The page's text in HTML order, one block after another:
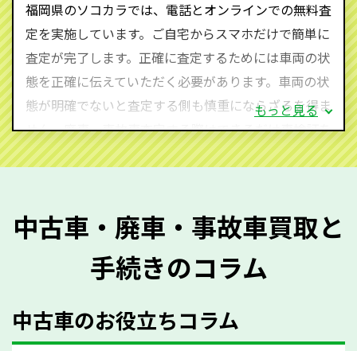
590-870）までお問い合わせ下さい。
査定・ご相談・見積もりはすべて無料で行います。安
心してお問い合わせください。
福岡県のソコカラでは、電話とオンラインでの無料査
定を実施しています。ご自宅からスマホだけで簡単に
査定が完了します。正確に査定するためには車両の状
態を正確に伝えていただく必要があります。車両の状
態が明確でないと査定する側も慎重にならざるを得ま
せん。廃車・事故車査定する際はできるだけ車検証を
ご準備ください。車検証があることで車両状態や年式
質問させていただく内容は以下の通りとなります。
メーカー／車種
型式／グレード
走行距離（例：約〇万キロ）
もっと見る
中古車・廃車・事故車買取と
手続きのコラム
中古車のお役立ちコラム